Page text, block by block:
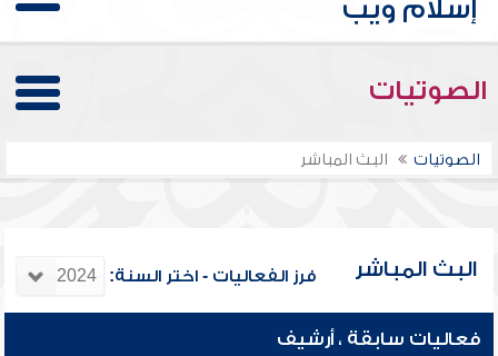
الصوتيات
الصوتيات البث المباشر
البث المباشر فرز الفعاليات - اختر السنة:
فعاليات سابقة ، أرشيف